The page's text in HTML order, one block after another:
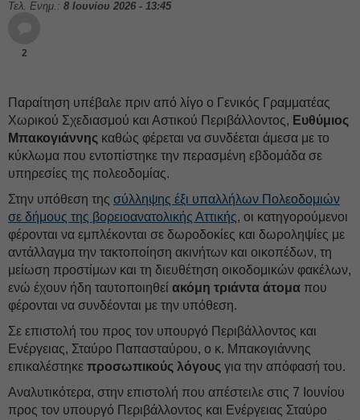
Τελ. Ενημ.: 8 Ιουνίου 2026 - 13:45
2
Παραίτηση υπέβαλε πριν από λίγο ο Γενικός Γραμματέας
Χωρικού Σχεδιασμού και Αστικού Περιβάλλοντος, Ευθύμιος
Μπακογιάννης καθώς φέρεται να συνδέεται άμεσα με το
κύκλωμα που εντοπίστηκε την περασμένη εβδομάδα σε
υπηρεσίες της πολεοδομίας.
Στην υπόθεση της σύλληψης έξι υπαλλήλων Πολεοδομιών
σε δήμους της βορειοανατολικής Αττικής, οι κατηγορούμενοι
φέρονται να εμπλέκονται σε δωροδοκίες και δωροληψίες με
αντάλλαγμα την τακτοποίηση ακινήτων και οικοπέδων, τη
μείωση προστίμων και τη διευθέτηση οικοδομικών φακέλων,
ενώ έχουν ήδη ταυτοποιηθεί ακόμη τριάντα άτομα που
φέρονται να συνδέονται με την υπόθεση.
Σε επιστολή του προς τον υπουργό Περιβάλλοντος και
Ενέργειας, Σταύρο Παπασταύρου, ο κ. Μπακογιάννης
επικαλέστηκε προσωπικούς λόγους για την απόφασή του.
Αναλυτικότερα, στην επιστολή που απέστειλε στις 7 Ιουνίου
προς τον υπουργό Περιβάλλοντος και Ενέργειας Σταύρο